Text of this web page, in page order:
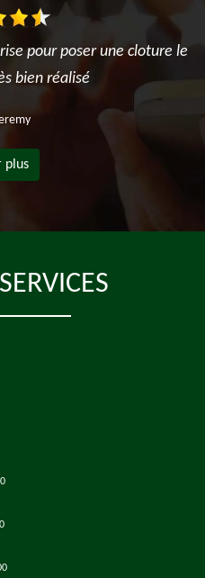
pour poser une cloture le
bien réalisé
plus